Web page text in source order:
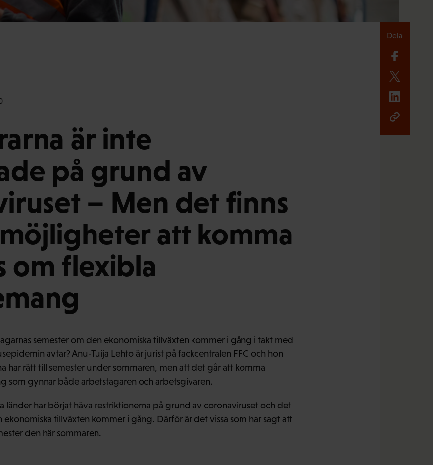
är inte
på grund av
– Men det finns
att komma
om flexibla
semester om den ekonomiska tillväxten kommer i gång i takt med
avtar? Anu-Tuija Lehto är jurist på fackcentralen FFC och hon
har rätt till semester under sommaren, men att det går att komma
som gynnar både arbetstagaren och arbetsgivaren.
länder har börjat häva restriktionerna på grund av coronaviruset och det
ekonomiska tillväxten kommer i gång. Därför är det vissa som har sagt att
den här sommaren.
Dela